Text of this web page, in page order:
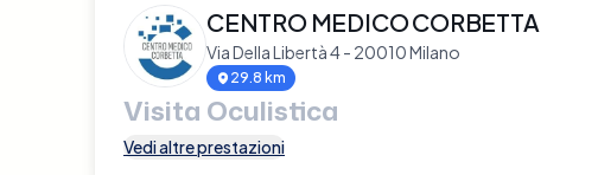
CENTRO MEDICO CORBETTA
Via Della Libertà 4 - 20010 Milano
29.8 km
Visita Oculistica
Vedi altre prestazioni